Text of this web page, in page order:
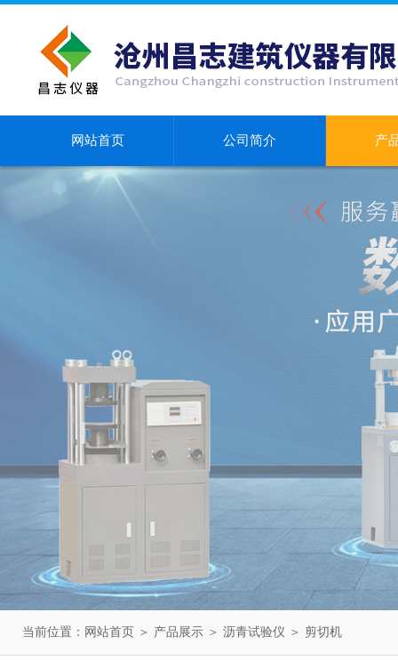
网站首页 公司简介 产
当前位置： 网站首页 ＞ 产品展示 ＞ 沥青试验仪 ＞ 剪切机